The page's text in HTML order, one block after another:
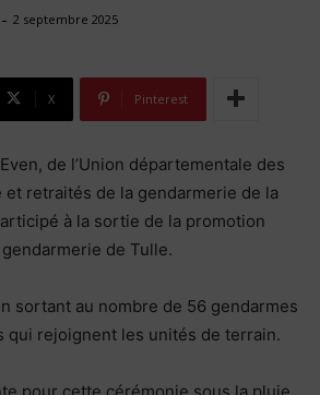
- 2 septembre 2025
X Pinterest
de l’Union départementale des
et retraités de la gendarmerie de la
à la sortie de la promotion
gendarmerie de Tulle.
sortant au nombre de 56 gendarmes
qui rejoignent les unités de terrain.